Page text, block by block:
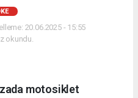
20.06.2025 - 15:55
okundu.
motosiklet